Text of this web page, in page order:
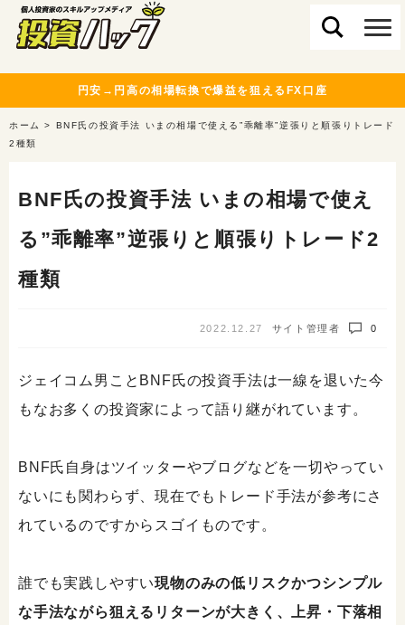
円安→円高の相場転換で爆益を狙えるFX口座
ホーム > BNF氏の投資手法 いまの相場で使える”乖離率”逆張りと順張りトレード
2種類
BNF氏の投資手法 いまの相場で使え
る”乖離率”逆張りと順張りトレード2
種類
2022.12.27 サイト管理者 0
ジェイコム男ことBNF氏の投資手法は一線を退いた今
もなお多くの投資家によって語り継がれています。
BNF氏自身はツイッターやブログなどを一切やってい
ないにも関わらず、現在でもトレード手法が参考にさ
れているのですからスゴイものです。
誰でも実践しやすい現物のみの低リスクかつシンプル
な手法ながら狙えるリターンが大きく、上昇・下落相